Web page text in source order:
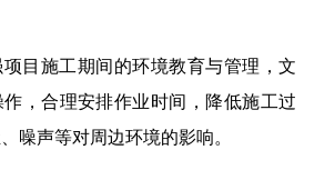
项目施工期间的环境教育与管理，文
，合理安排作业时间，降低施工过
噪声等对周边环境的影响。